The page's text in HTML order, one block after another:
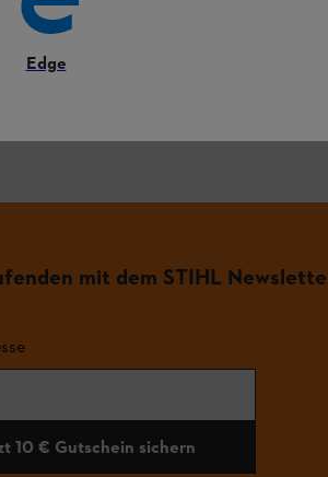
mit dem STIHL
10 € Gutschein sichern
Edge